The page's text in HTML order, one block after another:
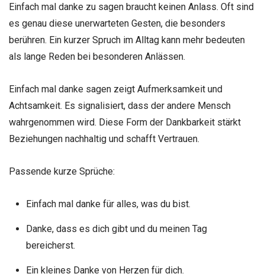
Einfach mal danke zu sagen braucht keinen Anlass. Oft sind
es genau diese unerwarteten Gesten, die besonders
berühren. Ein kurzer Spruch im Alltag kann mehr bedeuten
als lange Reden bei besonderen Anlässen.
Einfach mal danke sagen zeigt Aufmerksamkeit und
Achtsamkeit. Es signalisiert, dass der andere Mensch
wahrgenommen wird. Diese Form der Dankbarkeit stärkt
Beziehungen nachhaltig und schafft Vertrauen.
Passende kurze Sprüche:
Einfach mal danke für alles, was du bist.
Danke, dass es dich gibt und du meinen Tag
bereicherst.
Ein kleines Danke von Herzen für dich.